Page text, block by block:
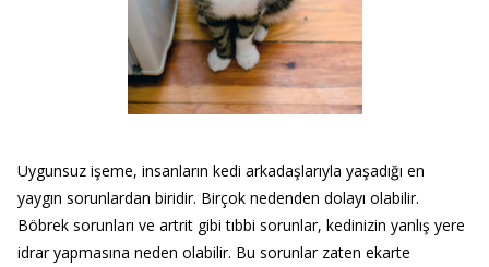
Uygunsuz işeme, insanların kedi arkadaşlarıyla yaşadığı en
yaygın sorunlardan biridir. Birçok nedenden dolayı olabilir.
Böbrek sorunları ve artrit gibi tıbbi sorunlar, kedinizin yanlış yere
idrar yapmasına neden olabilir. Bu sorunlar zaten ekarte